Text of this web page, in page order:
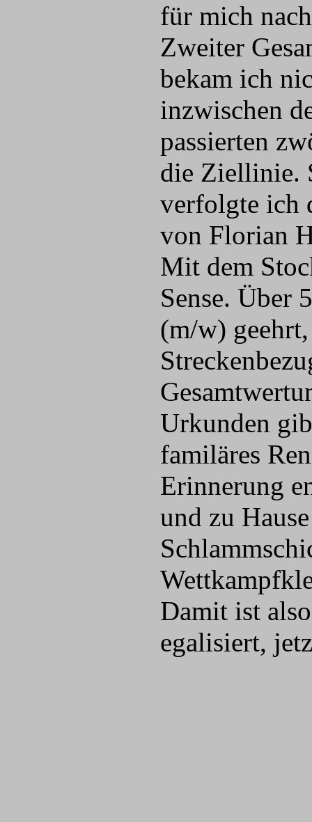
für mich
Zweiter
bekam ich
inzwischen
passierten
die Ziellinie.
verfolgte ich
von Florian
Mit dem
Sense. Über
(m/w)
Urkunden
familäres
Erinnerung
und zu
Damit ist
egalisiert,